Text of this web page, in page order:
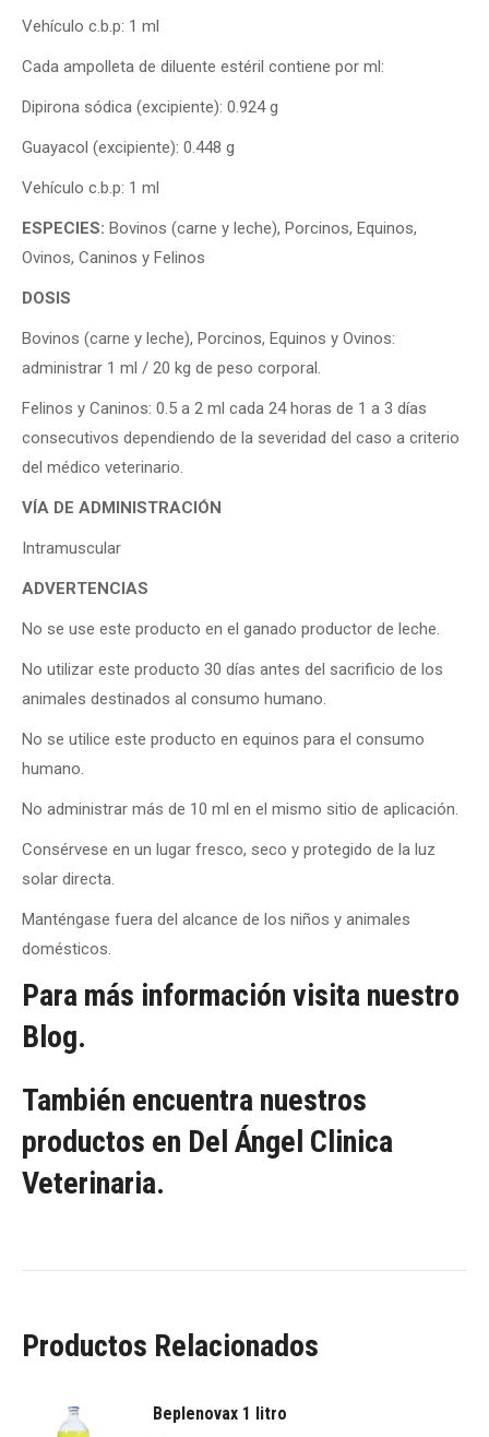
Vehículo c.b.p: 1 ml
Cada ampolleta de diluente estéril contiene por ml:
Dipirona sódica (excipiente): 0.924 g
Guayacol (excipiente): 0.448 g
Vehículo c.b.p: 1 ml
ESPECIES: Bovinos (carne y leche), Porcinos, Equinos,
Ovinos, Caninos y Felinos
DOSIS
Bovinos (carne y leche), Porcinos, Equinos y Ovinos:
administrar 1 ml / 20 kg de peso corporal.
Felinos y Caninos: 0.5 a 2 ml cada 24 horas de 1 a 3 días
consecutivos dependiendo de la severidad del caso a criterio
del médico veterinario.
VÍA DE ADMINISTRACIÓN
Intramuscular
ADVERTENCIAS
No se use este producto en el ganado productor de leche.
No utilizar este producto 30 días antes del sacrificio de los
animales destinados al consumo humano.
No se utilice este producto en equinos para el consumo
humano.
No administrar más de 10 ml en el mismo sitio de aplicación.
Consérvese en un lugar fresco, seco y protegido de la luz
solar directa.
Manténgase fuera del alcance de los niños y animales
domésticos.
Para más información visita nuestro
Blog.
También encuentra nuestros
productos en Del Ángel Clinica
Veterinaria.
Productos Relacionados
Beplenovax 1 litro